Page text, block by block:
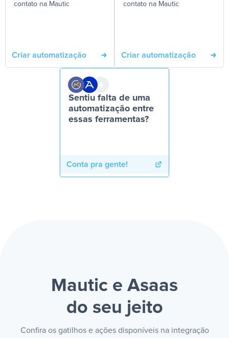
contato na Mautic
Criar automatização
contato na Mautic
Criar automatização
Sentiu falta de uma
automatização entre
essas ferramentas?
Conta pra gente!
Mautic e Asaas
do seu jeito
Confira os gatilhos e ações disponíveis na integração